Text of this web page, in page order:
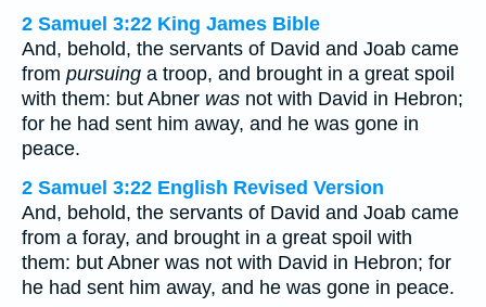
2 Samuel 3:22 King James Bible
And, behold, the servants of David and Joab came
from pursuing a troop, and brought in a great spoil
with them: but Abner was not with David in Hebron;
for he had sent him away, and he was gone in
peace.
2 Samuel 3:22 English Revised Version
And, behold, the servants of David and Joab came
from a foray, and brought in a great spoil with
them: but Abner was not with David in Hebron; for
he had sent him away, and he was gone in peace.